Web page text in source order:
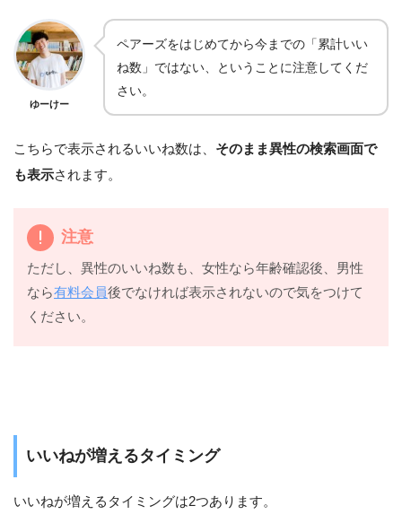
ゆーけー
ペアーズをはじめてから今までの「累計いい
ね数」ではない、ということに注意してくだ
さい。
こちらで表示されるいいね数は、 そのまま異性の検索画面で
も表示されます。
注意
ただし、異性のいいね数も、女性なら年齢確認後、男性
なら有料会員後でなければ表示されないので気をつけて
ください。
いいねが増えるタイミング
いいねが増えるタイミングは2つあります。